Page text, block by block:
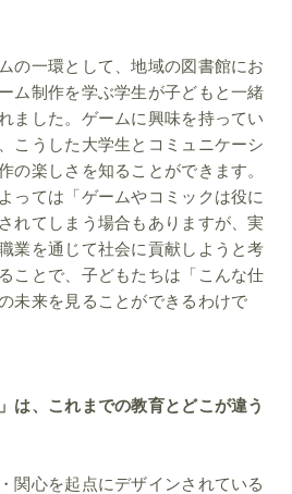
の一環として、地域の図書館にお
ム制作を学ぶ学生が子どもと一緒
ました。ゲームに興味を持ってい
こうした大学生とコミュニケーシ
の楽しさを知ることができます。
っては「ゲームやコミックは役に
れてしまう場合もありますが、実
業を通じて社会に貢献しようと考
ことで、子どもたちは「こんな仕
未来を見ることができるわけで
、これまでの教育とどこが違う
関心を起点にデザインされている